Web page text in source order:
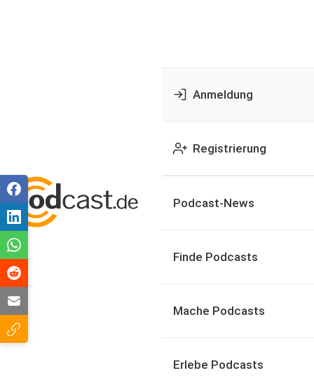
Anmeldung
Registrierung
Podcast-News
Finde Podcasts
Mache Podcasts
Erlebe Podcasts